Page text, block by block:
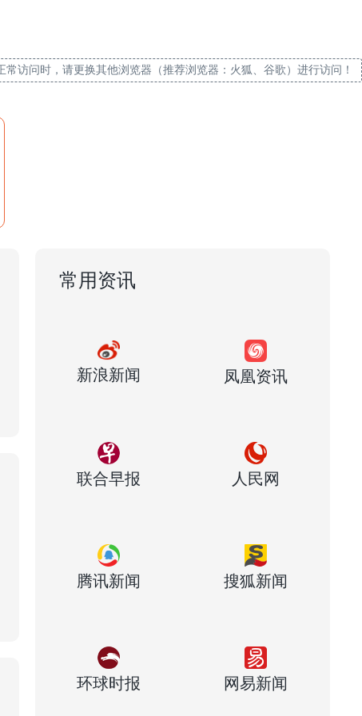
访问时，请更换其他浏览器（推荐浏览器：火狐、谷歌）进行访问！
常用资讯
新浪新闻 凤凰资讯
联合早报 人民网
腾讯新闻 搜狐新闻
环球时报 网易新闻